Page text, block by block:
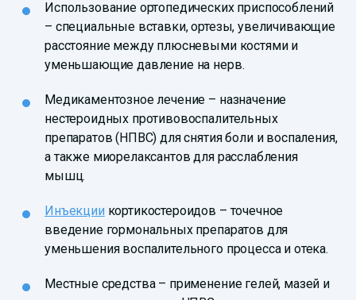
Использование ортопедических приспособлений
– специальные вставки, ортезы, увеличивающие
расстояние между плюсневыми костями и
уменьшающие давление на нерв.
Медикаментозное лечение – назначение
нестероидных противовоспалительных
препаратов (НПВС) для снятия боли и воспаления,
а также миорелаксантов для расслабления
мышц.
Инъекции кортикостероидов – точечное
введение гормональных препаратов для
уменьшения воспалительного процесса и отека.
Местные средства – применение гелей, мазей и